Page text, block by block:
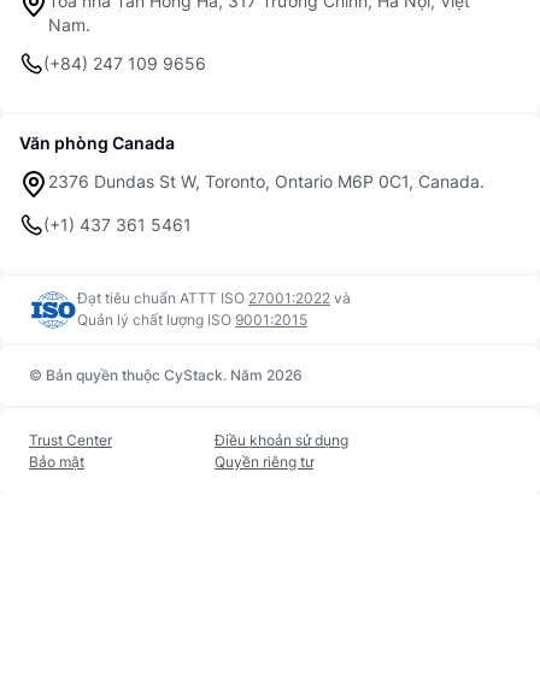
Nam.
(+84) 247 109 9656
Văn phòng Canada
2376 Dundas St W, Toronto, Ontario M6P 0C1, Canada.
(+1) 437 361 5461
Đạt tiêu chuẩn ATTT ISO 27001:2022 và
Quản lý chất lượng ISO 9001:2015
© Bản quyền thuộc CyStack. Năm 2026
Trust Center
Điều khoản sử dụng
Bảo mật
Quyền riêng tư